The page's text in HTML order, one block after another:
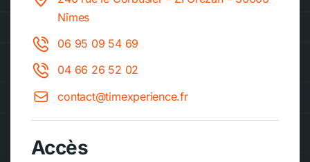
Nîmes
06 95 09 54 69
04 66 26 52 02
contact@timexperience.fr
Accès